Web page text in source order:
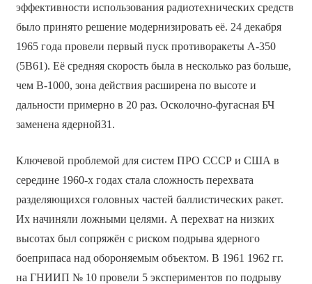
эффективности использования радиотехнических средств
было принято решение модернизировать её. 24 декабря
1965 года провели первый пуск противоракеты А-350
(5В61). Её средняя скорость была в несколько раз больше,
чем В-1000, зона действия расширена по высоте и
дальности примерно в 20 раз. Осколочно-фугасная БЧ
заменена ядерной31.
Ключевой проблемой для систем ПРО СССР и США в
середине 1960-х годах стала сложность перехвата
разделяющихся головных частей баллистических ракет.
Их начиняли ложными целями. А перехват на низких
высотах был сопряжён с риском подрыва ядерного
боеприпаса над обороняемым объектом. В 1961 1962 гг.
на ГНИИП № 10 провели 5 экспериментов по подрыву